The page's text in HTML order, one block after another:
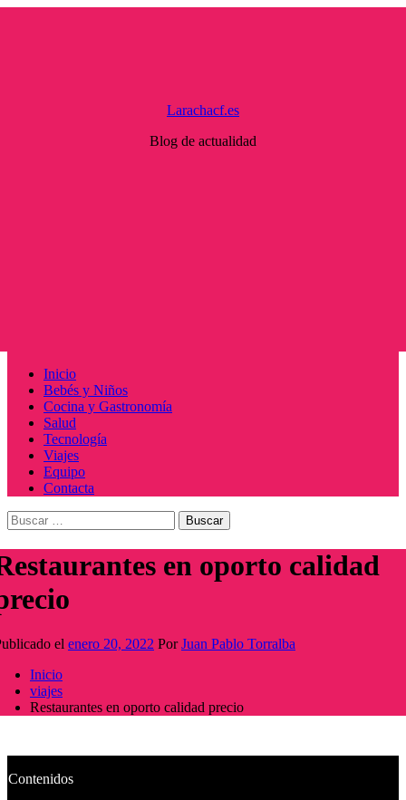
Larachacf.es
Blog de actualidad
Menú
principal
Inicio
Bebés y Niños
Cocina y Gastronomía
Salud
Tecnología
Viajes
Equipo
Contacta
Buscar:
en oporto calidad
el enero 20, 2022 PorJuan Pablo Torralba
Inicio
viajes
Restaurantes en oporto calidad precio
Contenidos